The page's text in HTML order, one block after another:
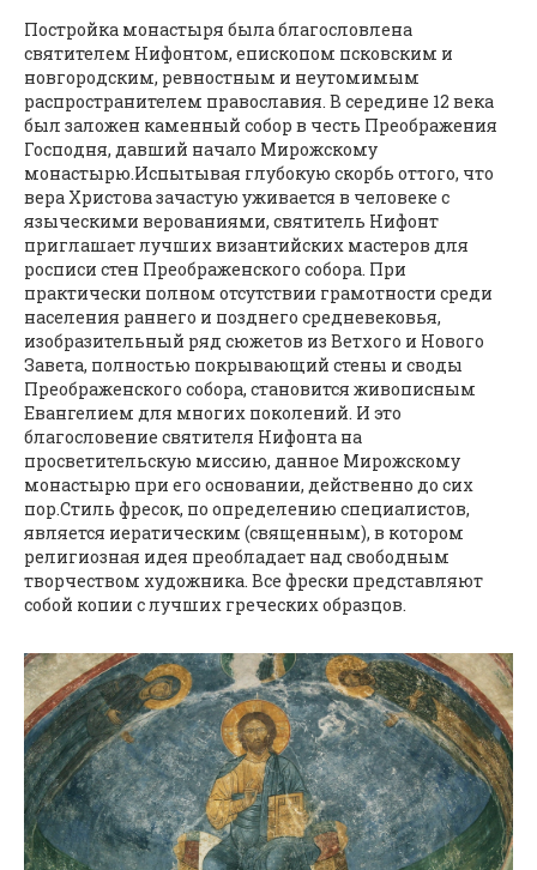
Постройка монастыря была благословлена
святителем Нифонтом, епископом псковским и
новгородским, ревностным и неутомимым
распространителем православия. В середине 12 века
был заложен каменный собор в честь Преображения
Господня, давший начало Мирожскому
монастырю.Испытывая глубокую скорбь оттого, что
вера Христова зачастую уживается в человеке с
языческими верованиями, святитель Нифонт
приглашает лучших византийских мастеров для
росписи стен Преображенского собора. При
практически полном отсутствии грамотности среди
населения раннего и позднего средневековья,
изобразительный ряд сюжетов из Ветхого и Нового
Завета, полностью покрывающий стены и своды
Преображенского собора, становится живописным
Евангелием для многих поколений. И это
благословение святителя Нифонта на
просветительскую миссию, данное Мирожскому
монастырю при его основании, действенно до сих
пор.Стиль фресок, по определению специалистов,
является иератическим (священным), в котором
религиозная идея преобладает над свободным
творчеством художника. Все фрески представляют
собой копии с лучших греческих образцов.